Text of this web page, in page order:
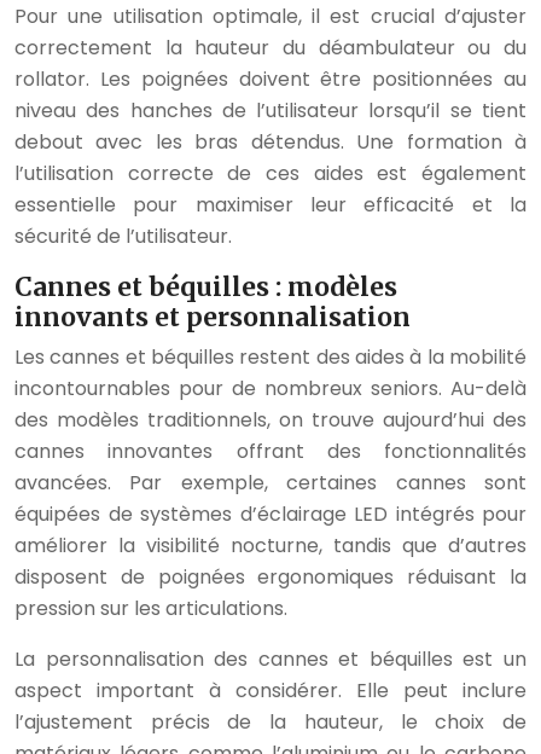
Pour une utilisation optimale, il est crucial d’ajuster
correctement la hauteur du déambulateur ou du
rollator. Les poignées doivent être positionnées au
niveau des hanches de l’utilisateur lorsqu’il se tient
debout avec les bras détendus. Une formation à
l’utilisation correcte de ces aides est également
essentielle pour maximiser leur efficacité et la
sécurité de l’utilisateur.
Cannes et béquilles : modèles
innovants et personnalisation
Les cannes et béquilles restent des aides à la mobilité
incontournables pour de nombreux seniors. Au-delà
des modèles traditionnels, on trouve aujourd’hui des
cannes innovantes offrant des fonctionnalités
avancées. Par exemple, certaines cannes sont
équipées de systèmes d’éclairage LED intégrés pour
améliorer la visibilité nocturne, tandis que d’autres
disposent de poignées ergonomiques réduisant la
pression sur les articulations.
La personnalisation des cannes et béquilles est un
aspect important à considérer. Elle peut inclure
l’ajustement précis de la hauteur, le choix de